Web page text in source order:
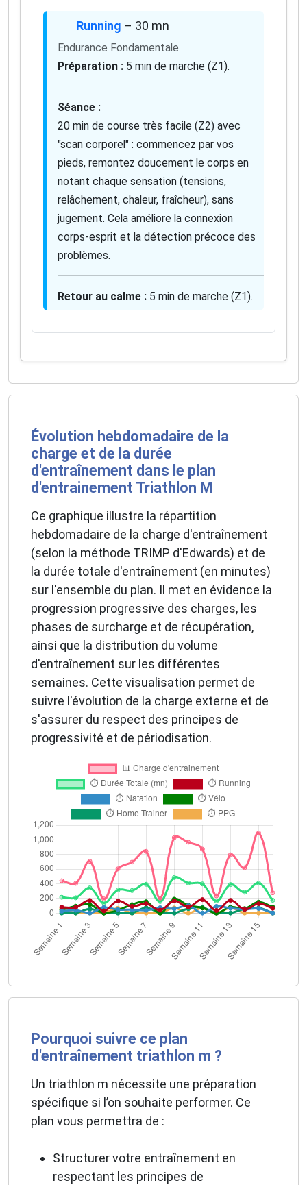
Running – 30 mn
Endurance Fondamentale
Préparation : 5 min de marche (Z1).
Séance :
20 min de course très facile (Z2) avec
"scan corporel" : commencez par vos
pieds, remontez doucement le corps en
notant chaque sensation (tensions,
relâchement, chaleur, fraîcheur), sans
jugement. Cela améliore la connexion
corps-esprit et la détection précoce des
problèmes.
Retour au calme : 5 min de marche (Z1).
Évolution hebdomadaire de la
charge et de la durée
d'entraînement dans le plan
d'entrainement Triathlon M
Ce graphique illustre la répartition
hebdomadaire de la charge d'entraînement
(selon la méthode TRIMP d'Edwards) et de
la durée totale d'entraînement (en minutes)
sur l'ensemble du plan. Il met en évidence la
progression progressive des charges, les
phases de surcharge et de récupération,
ainsi que la distribution du volume
d'entraînement sur les différentes
semaines. Cette visualisation permet de
suivre l'évolution de la charge externe et de
s'assurer du respect des principes de
progressivité et de périodisation.
Pourquoi suivre ce plan
d'entraînement triathlon m ?
Un triathlon m nécessite une préparation
spécifique si l’on souhaite performer. Ce
plan vous permettra de :
Structurer votre entraînement en
respectant les principes de